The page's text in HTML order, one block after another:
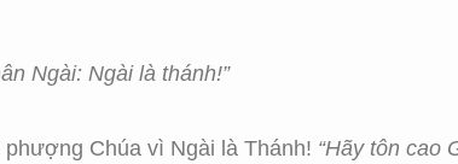
Ngài: Ngài là thánh!”
Chúa vì Ngài là Thánh! “Hãy tôn cao